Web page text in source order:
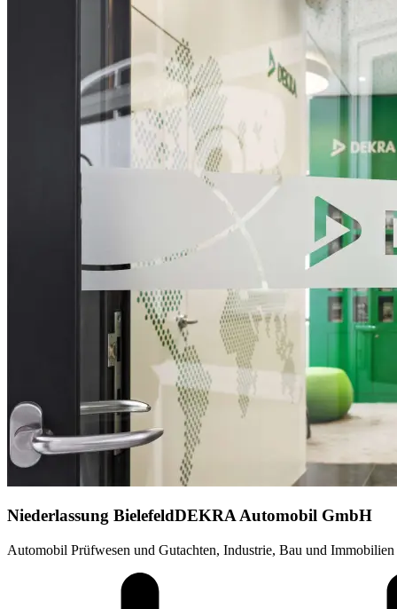
Niederlassung BielefeldDEKRA Automobil GmbH
Automobil Prüfwesen und Gutachten, Industrie, Bau und Immobilien